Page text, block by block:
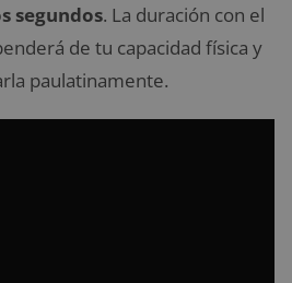
segundos. La duración con el
de tu capacidad física y
paulatinamente.